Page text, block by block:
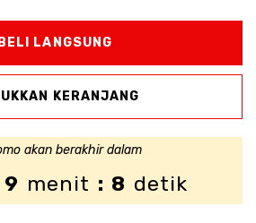
akan berakhir dalam
9 menit : 8 detik